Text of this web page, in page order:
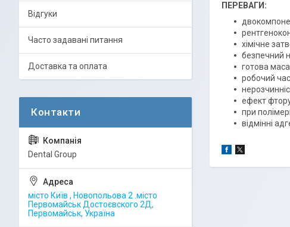
ПЕРЕВАГИ:
хімічне
безпечний
готова
робочий
ефект
при
відмінні
Відгуки
Часто задавані питання
Доставка та оплата
Dental Group
місто Київ , Новопольова 2 .місто
Первомайськ Достоєвского 2Д,
Первомайськ, Україна